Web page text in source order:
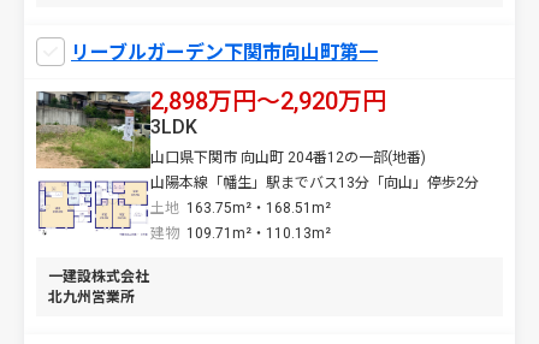
リーブルガーデン下関市向山町第一
2,898万円〜2,920万円
山口県下関市 向山町 204番12の一部(地番)
山陽本線「幡生」駅までバス13分「向山」停歩2分
土地 163.75m²・168.51m²
3LDK
建物 109.71m²・110.13m²
一建設株式会社
北九州営業所